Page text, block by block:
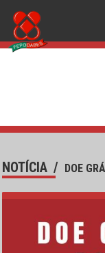
NOTÍCIA / DOE